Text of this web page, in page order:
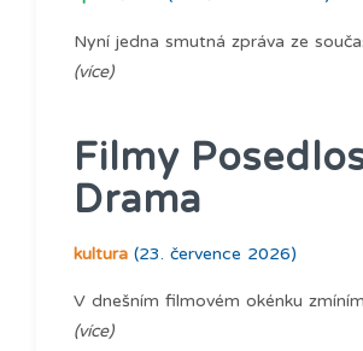
Nyní jedna smutná zpráva ze
(více)
Filmy
Drama
kultura (23. července 2026)
V dnešním filmovém okénku
(více)